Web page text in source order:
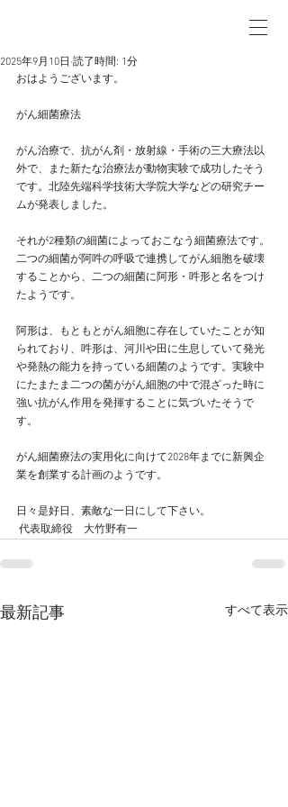
2025年9月10日 読了時間: 1分
おはようございます。
がん細菌療法
がん治療で、抗がん剤・放射線・手術の三大療法以
外で、また新たな治療法が動物実験で成功したそう
です。北陸先端科学技術大学院大学などの研究チー
ムが発表しました。
それが2種類の細菌によっておこなう細菌療法です。
二つの細菌が阿吽の呼吸で連携してがん細胞を破壊
することから、二つの細菌に阿形・吽形と名をつけ
たようです。
阿形は、もともとがん細胞に存在していたことが知
られており、吽形は、河川や田に生息していて発光
や発熱の能力を持っている細菌のようです。実験中
にたまたま二つの菌ががん細胞の中で混ざった時に
強い抗がん作用を発揮することに気づいたそうで
す。
がん細菌療法の実用化に向けて2028年までに新興企
業を創業する計画のようです。
日々是好日、素敵な一日にして下さい。
代表取締役　大竹野有一
最新記事 すべて表示